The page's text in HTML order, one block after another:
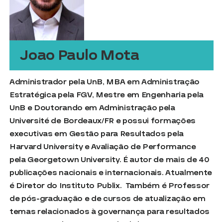
Joao Paulo Mota
Administrador pela UnB, MBA em Administração
Estratégica pela FGV, Mestre em Engenharia pela
UnB e Doutorando em Administração pela
Université de Bordeaux/FR e possui formações
executivas em Gestão para Resultados pela
Harvard University e Avaliação de Performance
pela Georgetown University. É autor de mais de 40
publicações nacionais e internacionais. Atualmente
é Diretor do Instituto Publix. Também é Professor
de pós-graduação e de cursos de atualização em
temas relacionados à governança para resultados